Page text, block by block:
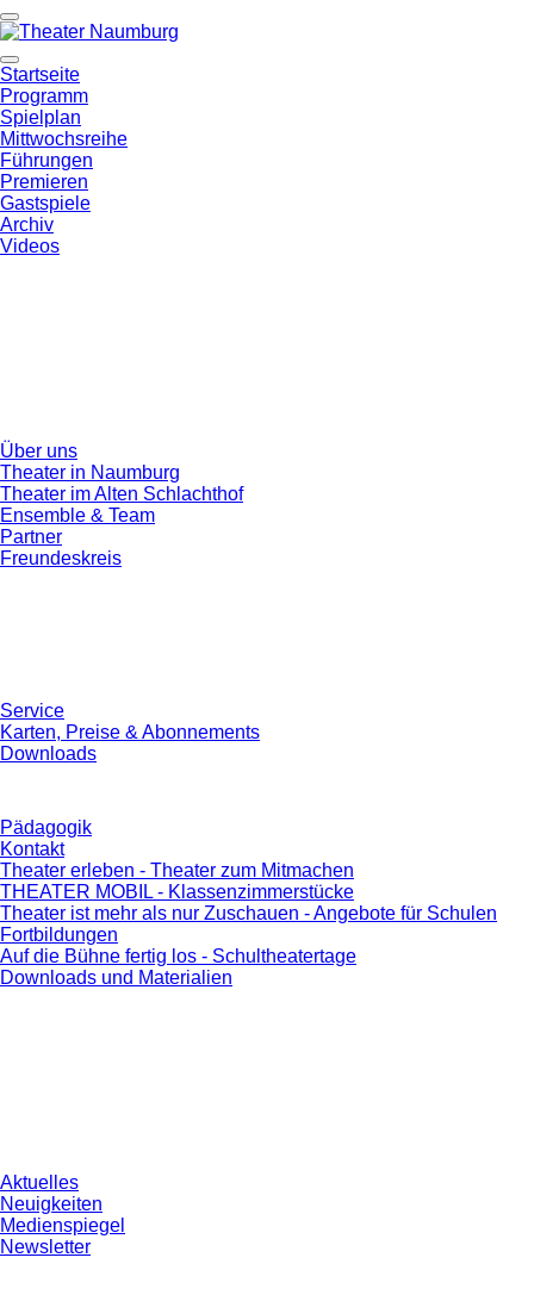
Startseite
Programm
Spielplan
Mittwochsreihe
Führungen
Premieren
Gastspiele
Archiv
Videos
Über uns
Theater in Naumburg
Theater im Alten Schlachthof
Ensemble & Team
Partner
Freundeskreis
Service
Karten, Preise & Abonnements
Downloads
Pädagogik
Kontakt
Theater erleben - Theater zum Mitmachen
THEATER MOBIL - Klassenzimmerstücke
Theater ist mehr als nur Zuschauen - Angebote für Schulen
Fortbildungen
Auf die Bühne fertig los - Schultheatertage
Downloads und Materialien
Aktuelles
Neuigkeiten
Medienspiegel
Newsletter